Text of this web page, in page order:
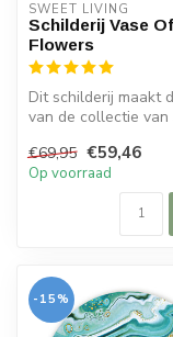
SWEET LIVING
Schilderij Vase Of
Flowers
Dit schilderij maakt
van de collectie
€69,95 €59,46
Op voorraad
-15%